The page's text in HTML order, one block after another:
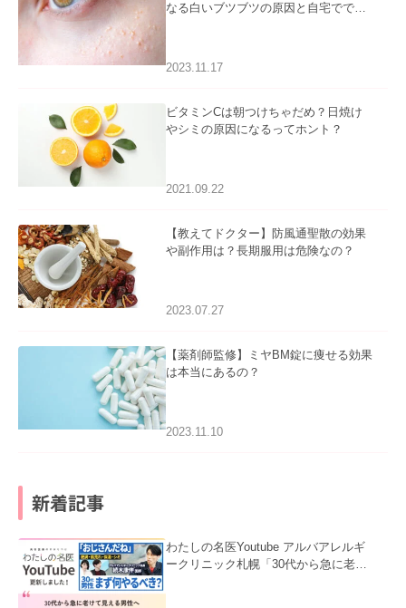
なる白いブツブツの原因と自宅ででき
2023.11.17
ビタミンCは朝つけちゃだめ？日焼け
やシミの原因になるってホント？
2021.09.22
【教えてドクター】防風通聖散の効果
や副作用は？長期服用は危険なの？
2023.07.27
【薬剤師監修】ミヤBM錠に痩せる効果
は本当にあるの？
2023.11.10
新着記事
わたしの名医Youtube アルバアレルギ
ークリニック札幌「30代から急に老け